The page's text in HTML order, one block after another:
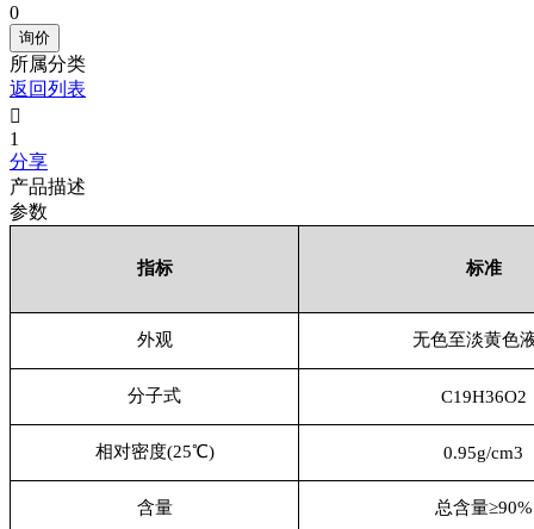
0
询价
所属分类
返回列表

1
分享
产品描述
参数
指标 标准
外观 无色至淡黄色
分子式 C19H36O2
相对密度(25℃) 0.95g/cm3
含量 总含量≥90%